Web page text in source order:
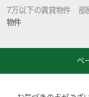
7万以下の賃貸物件 部
物件
ペ